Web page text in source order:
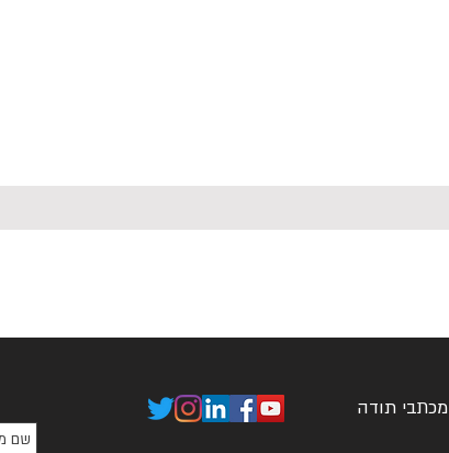
מכתבי תודה